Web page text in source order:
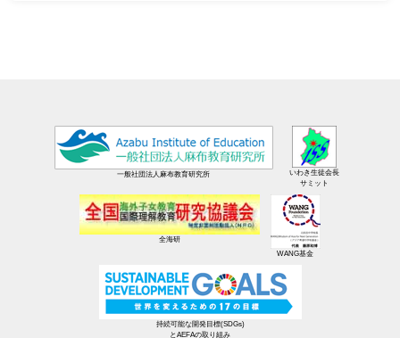
一般社団法人麻布教育研究所
いわき生徒会長
サミット
全海研
WANG基金
持続可能な開発目標(SDGs)
とAEFAの取り組み